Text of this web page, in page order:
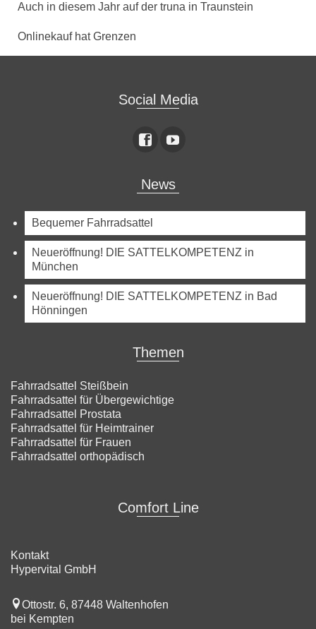
Auch in diesem Jahr auf der truna in Traunstein
Onlinekauf hat Grenzen
Social Media
News
Bequemer Fahrradsattel
Neueröffnung! DIE SATTELKOMPETENZ in
München
Neueröffnung! DIE SATTELKOMPETENZ in Bad
Hönningen
Themen
Fahrradsattel Steißbein
Fahrradsattel für Übergewichtige
Fahrradsattel Prostata
Fahrradsattel für Heimtrainer
Fahrradsattel für Frauen
Fahrradsattel orthopädisch
Comfort Line
Kontakt
Hypervital GmbH
Ottostr. 6, 87448 Waltenhofen
bei Kempten